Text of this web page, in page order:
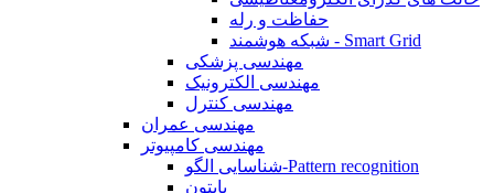
حفاظت و رله
شبکه هوشمند - Smart Grid
مهندسی پزشکی
مهندسی الکترونیک
مهندسی کنترل
مهندسی عمران
مهندسی کامپیوتر
شناسایی الگو-Pattern recognition
پایتون